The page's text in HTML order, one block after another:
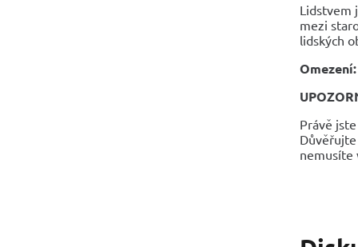
Lidstvem
mezi
lidských
Omezení:
Právě
nemusíte